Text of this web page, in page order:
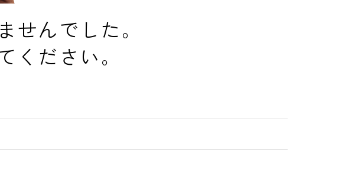
せんでした。
ください。